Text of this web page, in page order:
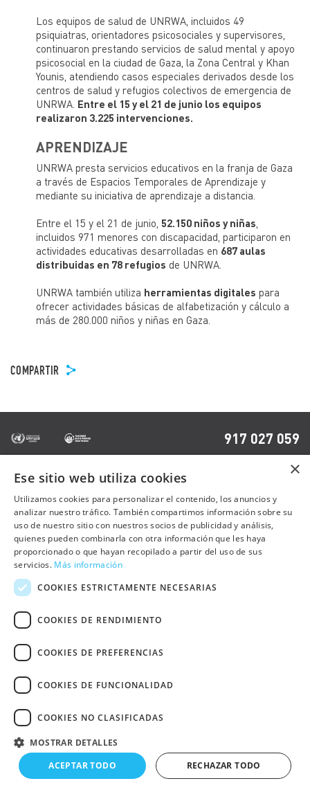
Los equipos de salud de UNRWA, incluidos 49
psiquiatras, orientadores psicosociales y supervisores,
continuaron prestando servicios de salud mental y apoyo
psicosocial en la ciudad de Gaza, la Zona Central y Khan
Younis, atendiendo casos especiales derivados desde los
centros de salud y refugios colectivos de emergencia de
UNRWA. Entre el 15 y el 21 de junio los equipos
realizaron 3.225 intervenciones.
APRENDIZAJE
UNRWA presta servicios educativos en la franja de Gaza
a través de Espacios Temporales de Aprendizaje y
mediante su iniciativa de aprendizaje a distancia.
Entre el 15 y el 21 de junio, 52.150 niños y niñas
incluidos 971 menores con discapacidad, participaron en
actividades educativas desarrolladas en 687 aulas
distribuidas en 78 refugios de UNRWA.
UNRWA también utiliza herramientas digitales para
ofrecer actividades básicas de alfabetización y cálculo a
más de 280.000 niños y niñas en Gaza.
COMPARTIR
917 027 059
OTRAS PÁGINAS
Contacto
Preguntas frecuentes
Trabaja con nosotros
Sala de prensa
Política de cookies
Política de privacidad
Aviso Legal
Declaración de Accesibilidad Web
Español
España. CIF G-84334903. Todos
derechos reservados.
×
Ese sitio web utiliza cookies
Utilizamos cookies para personalizar el contenido, los anuncios y
analizar nuestro tráfico. También compartimos información sobre su
uso de nuestro sitio con nuestros socios de publicidad y análisis,
quienes pueden combinarla con otra información que les haya
proporcionado o que hayan recopilado a partir del uso de sus
servicios. Más información
COOKIES ESTRICTAMENTE NECESARIAS
COOKIES DE RENDIMIENTO
COOKIES DE PREFERENCIAS
COOKIES DE FUNCIONALIDAD
COOKIES NO CLASIFICADAS
MOSTRAR DETALLES
ACEPTAR TODO
RECHAZAR TODO